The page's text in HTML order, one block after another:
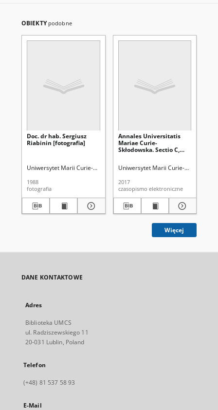
OBIEKTY podobne
Doc. dr hab. Sergiusz
Riabinin [fotografia]
Uniwersytet Marii Curie-Skłodowskiej (Lublin) Lorkiewicz, Zbigniew
1988
fotografia
Annales Universitatis
Mariae Curie-
Skłodowska. Sectio C,
Uniwersytet Marii Curie-
2017
czasopismo elektroniczne
Więcej
DANE KONTAKTOWE
Adres
Biblioteka UMCS
ul. Radziszewskiego 11
20-031 Lublin, Poland
Telefon
(+48) 81 537 58 93
E-Mail